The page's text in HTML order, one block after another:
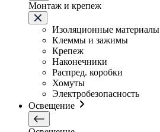
Монтаж и крепеж
Изоляционные материалы
Клеммы и зажимы
Крепеж
Наконечники
Распред. коробки
Хомуты
Электробезопасность
Освещение